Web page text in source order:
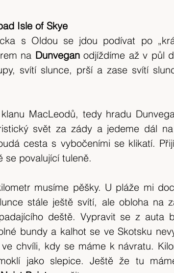
Skotsko
Indonésie tip na výlet
Isle of Skye
s Oldou se jdou podívat po
na Dunvegan odjíždíme až v půl
svítí slunce, prší a zase svítí
MacLeodů, tedy hradu
svět za zády a jedeme dál
cesta s vybočeními se klikatí.
se povalující tuleně.
musíme pěšky. U pláže mi
stále ještě svítí, ale obloha na
deště. Vypravit se z auta
bundy a kalhot se ve Skotsku
chvíli, kdy se máme k návratu.
jako slepice. Ještě že tu